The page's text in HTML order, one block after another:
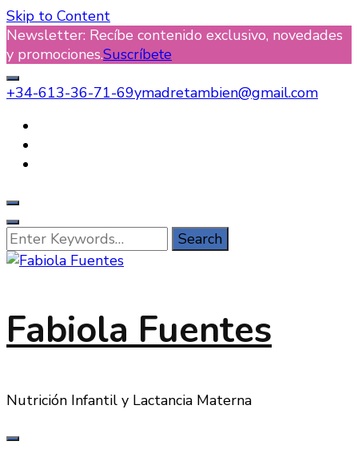
Skip to Content
Newsletter: Recíbe contenido exclusivo, novedades
y promociones.Suscríbete
+34-613-36-71-69ymadretambien@gmail.com
Looking
for
Fabiola Fuentes
Nutrición Infantil y Lactancia Materna